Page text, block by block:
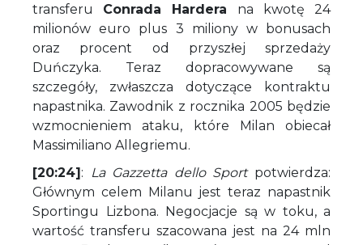
transferu Conrada Hardera na kwotę 24
milionów euro plus 3 miliony w bonusach
oraz procent od przyszłej sprzedaży
Duńczyka. Teraz dopracowywane są
szczegóły, zwłaszcza dotyczące kontraktu
napastnika. Zawodnik z rocznika 2005 będzie
wzmocnieniem ataku, które Milan obiecał
Massimiliano Allegriemu.
[20:24]: La Gazzetta dello Sportpotwierdza:
Głównym celem Milanu jest teraz napastnik
Sportingu Lizbona. Negocjacje są w toku, a
wartość transferu szacowana jest na 24 mln